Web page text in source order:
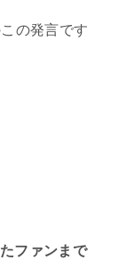
の発言です
ファンまで